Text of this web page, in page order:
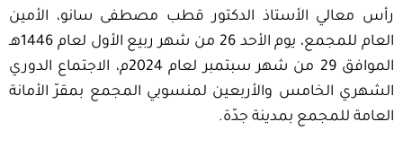
رأس معالي الأستاذ الدكتور قطب مصطفى سانو، الأمين
العام للمجمع، يوم الأحد 26 من شهر ربيع الأول لعام 1446ه‍ـ
الموافق 29 من شهر سبتمبر لعام 2024م، الاجتماع الدوري
الشهري الخامس والأربعين لمنسوبي المجمع بمقرّ الأمانة
العامة للمجمع بمدينة جدّة.